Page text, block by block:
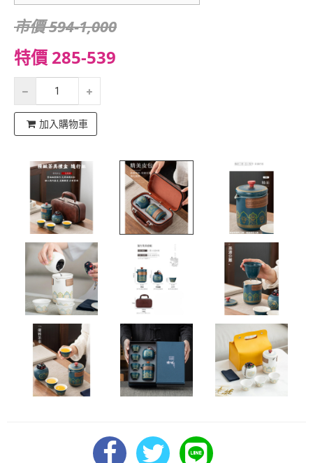
市價 594-1,000
特價 285-539
加入購物車